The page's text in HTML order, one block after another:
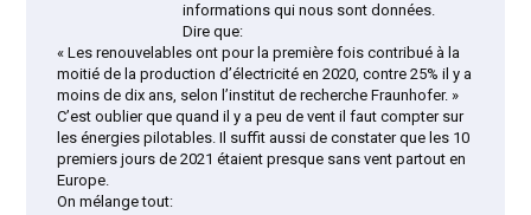
informations qui nous sont données.
Dire que:
« Les renouvelables ont pour la première fois contribué à la
moitié de la production d’électricité en 2020, contre 25% il y a
moins de dix ans, selon l’institut de recherche Fraunhofer. »
C’est oublier que quand il y a peu de vent il faut compter sur
les énergies pilotables. Il suffit aussi de constater que les 10
premiers jours de 2021 étaient presque sans vent partout en
Europe.
On mélange tout: